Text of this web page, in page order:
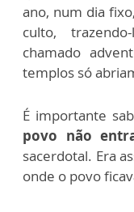
ano, num dia
culto,
chamado
templos só
É importante
povo não
sacerdotal. Era
onde o povo